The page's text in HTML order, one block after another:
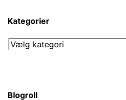
Kategorier
Kategorier
Blogroll